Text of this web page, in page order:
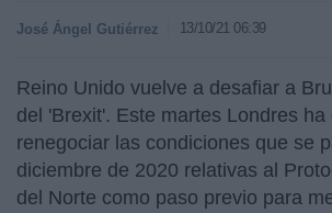
José Ángel Gutiérrez 13/10/21 06:39
Reino Unido vuelve a desafiar a
del 'Brexit'. Este martes Londres ha
renegociar las condiciones que se
diciembre de 2020 relativas al
del Norte como paso previo para